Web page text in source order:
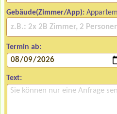
Gebäude(Zimmer/App):
Termin ab:
Text: